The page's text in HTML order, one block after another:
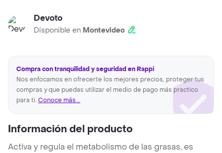
Devoto
Disponible en Montevideo
Compra con tranquilidad y seguridad en Rappi
Nos enfocamos en ofrecerte los mejores precios, proteger tus
compras y que puedas utilizar el medio de pago más practico
para ti. Conoce más...
Información del producto
Activa y regula el metabolismo de las grasas, es